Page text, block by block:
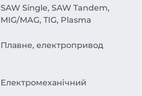
SAW Single, SAW Tandem,
MIG/MAG, TIG, Plasma
Плавне, електропривод
Електромеханічний